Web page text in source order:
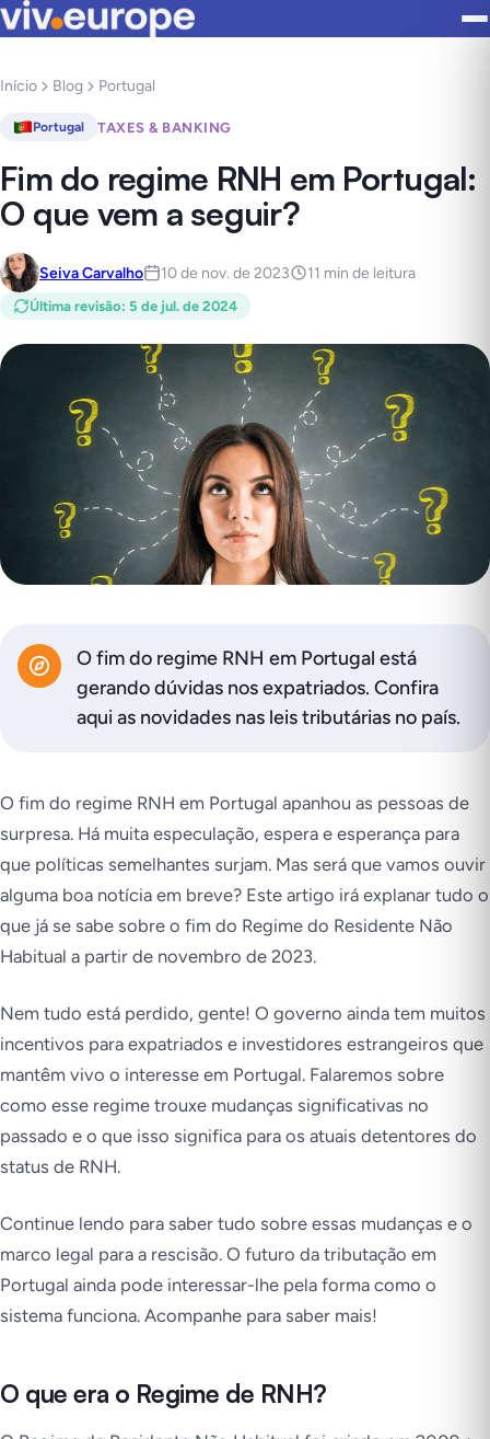
Início Blog Portugal
Portugal TAXES & BANKING
Fim do regime RNH em Portugal:
O que vem a seguir?
Seiva Carvalho 10 de nov. de 2023 11 min de leitura
Última revisão: 5 de jul. de 2024
O fim do regime RNH em Portugal está
gerando dúvidas nos expatriados. Confira
aqui as novidades nas leis tributárias no país.
O fim do regime RNH em Portugal apanhou as pessoas de
surpresa. Há muita especulação, espera e esperança para
que políticas semelhantes surjam. Mas será que vamos ouvir
alguma boa notícia em breve? Este artigo irá explanar tudo o
que já se sabe sobre o fim do Regime do Residente Não
Habitual a partir de novembro de 2023.
Nem tudo está perdido, gente! O governo ainda tem muitos
incentivos para expatriados e investidores estrangeiros que
mantêm vivo o interesse em Portugal. Falaremos sobre
como esse regime trouxe mudanças significativas no
passado e o que isso significa para os atuais detentores do
status de RNH.
Continue lendo para saber tudo sobre essas mudanças e o
marco legal para a rescisão. O futuro da tributação em
Portugal ainda pode interessar-lhe pela forma como o
sistema funciona. Acompanhe para saber mais!
O que era o Regime de RNH?